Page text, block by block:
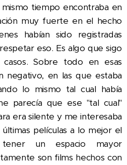
mismo tiempo encontraba en
muy fuerte en el hecho
habían sido registradas
eso. Es algo que sigo
casos. Sobre todo en esas
negativo, en las que estaba
lo mismo tal cual había
parecía que ese "tal cual"
era silente y me interesaba
películas a lo mejor el
un espacio mayor
son films hechos con